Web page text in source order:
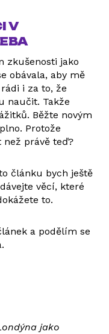
V
zkušenosti jako
obávala, aby mě
i za to, že
naučit. Takže
Běžte novým
Protože
právě teď?
článku bych ještě
věcí, které
to.
a podělím se
jako